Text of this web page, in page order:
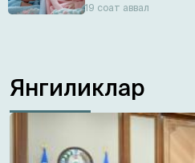
19 соат аввал
Янгиликлар